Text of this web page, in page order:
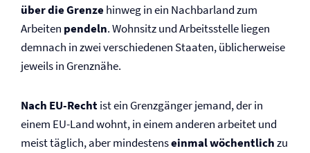
über die Grenzehinweg in ein Nachbarland zum
Arbeiten pendeln. Wohnsitz und Arbeitsstelle liegen
demnach in zwei verschiedenen Staaten, üblicherweise
jeweils in Grenznähe.
Nach EU-Rechtist ein Grenzgänger jemand, der in
einem EU-Land wohnt, in einem anderen arbeitet und
meist täglich, aber mindestenseinmal wöchentlichzu